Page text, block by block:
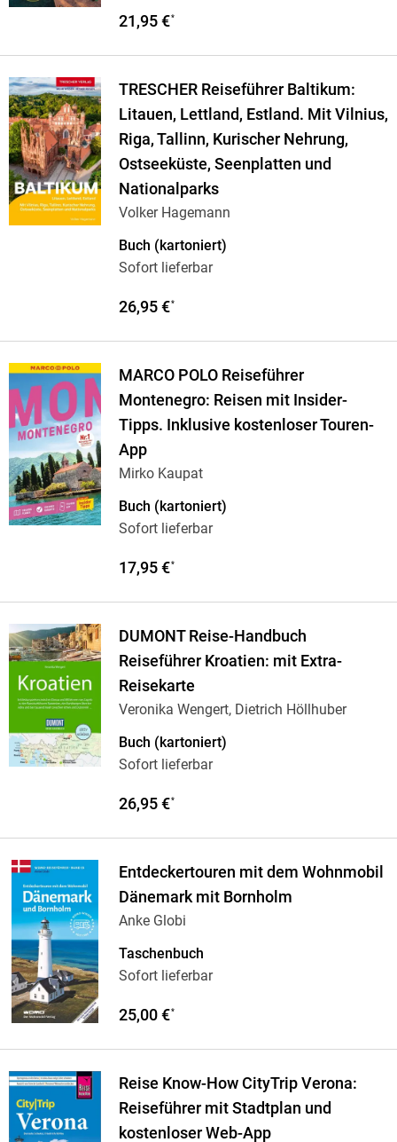
21,95 €*
TRESCHER Reiseführer Baltikum:
Litauen, Lettland, Estland. Mit Vilnius,
Riga, Tallinn, Kurischer Nehrung,
Ostseeküste, Seenplatten und
Nationalparks
Volker Hagemann
Buch (kartoniert)
Sofort lieferbar
26,95 €*
MARCO POLO Reiseführer
Montenegro: Reisen mit Insider-
Tipps. Inklusive kostenloser Touren-
App
Mirko Kaupat
Buch (kartoniert)
Sofort lieferbar
17,95 €*
DUMONT Reise-Handbuch
Reiseführer Kroatien: mit Extra-
Reisekarte
Veronika Wengert, Dietrich Höllhuber
Buch (kartoniert)
Sofort lieferbar
26,95 €*
Entdeckertouren mit dem Wohnmobil
Dänemark mit Bornholm
Anke Globi
Taschenbuch
Sofort lieferbar
25,00 €*
Reise Know-How CityTrip Verona:
Reiseführer mit Stadtplan und
kostenloser Web-App